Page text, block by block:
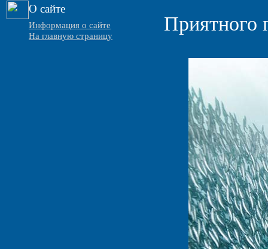
О сайте
Информация о сайте
На главную страницу
Приятного